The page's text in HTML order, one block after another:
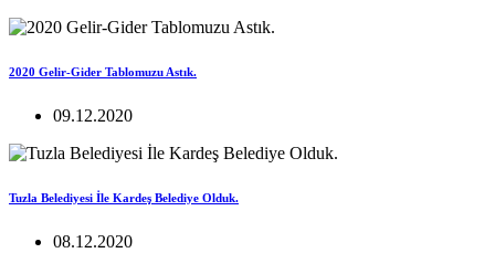
2020 Gelir-Gider Tablomuzu Astık.
09.12.2020
Tuzla Belediyesi İle Kardeş Belediye Olduk.
08.12.2020